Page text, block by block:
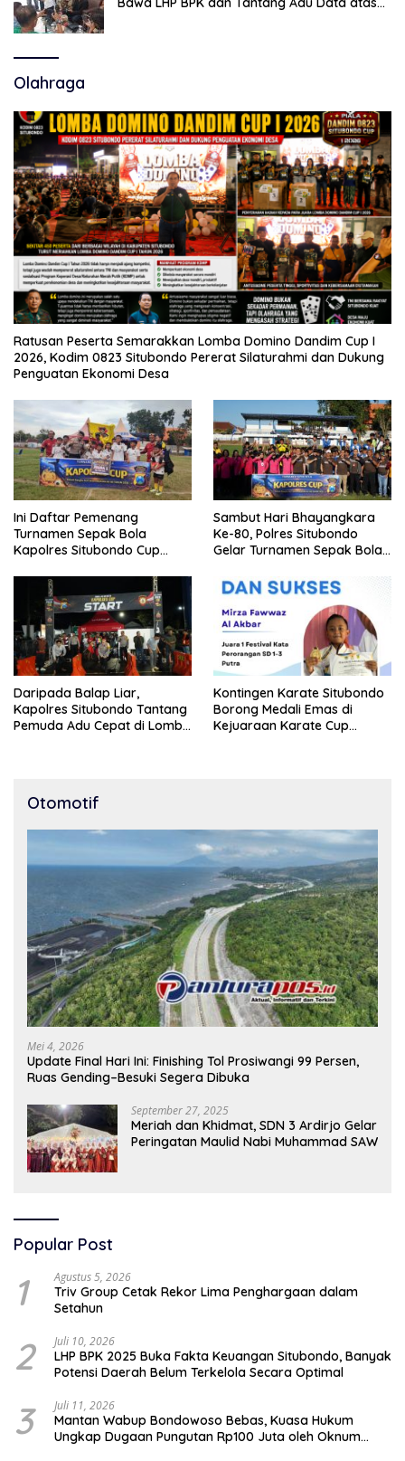
Olahraga
Ratusan Peserta Semarakkan Lomba Domino Dandim Cup I
2026, Kodim 0823 Situbondo Pererat Silaturahmi dan Dukung
Penguatan Ekonomi Desa
Ini Daftar Pemenang
Turnamen Sepak Bola
Kapolres Situbondo Cup
10 Tahun
Sambut Hari Bhayangkara
Ke-80, Polres Situbondo
Gelar Turnamen Sepak Bola
Daripada Balap Liar,
Kapolres Situbondo Tantang
Pemuda Adu Cepat di Lomba
Kontingen Karate Situbondo
Borong Medali Emas di
Kejuaraan Karate Cup
Otomotif
Mei 4, 2026
Update Final Hari Ini: Finishing Tol Prosiwangi 99 Persen,
Ruas Gending–Besuki Segera Dibuka
September 27, 2025
Meriah dan Khidmat, SDN 3 Ardirjo Gelar
Peringatan Maulid Nabi Muhammad SAW
Popular Post
1 Agustus 5, 2026
Triv Group Cetak Rekor Lima Penghargaan dalam
Setahun
2 Juli 10, 2026
LHP BPK 2025 Buka Fakta Keuangan Situbondo, Banyak
Potensi Daerah Belum Terkelola Secara Optimal
3 Juli 11, 2026
Mantan Wabup Bondowoso Bebas, Kuasa Hukum
Ungkap Dugaan Pungutan Rp100 Juta oleh Oknum